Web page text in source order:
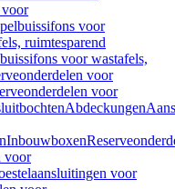
voor
ruimtesparend
voor wastafels,
voor
voor
Abdeckungen
Inbouwboxen
voor
voor